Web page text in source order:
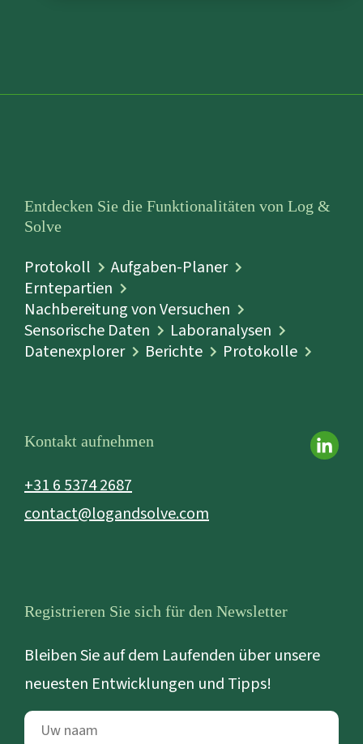
Entdecken Sie die Funktionalitäten von Log &
Solve
Protokoll
Aufgaben-Planer
Erntepartien
Nachbereitung von Versuchen
Sensorische Daten
Laboranalysen
Datenexplorer
Berichte Protokolle
Kontakt aufnehmen
+31 6 5374 2687
contact@logandsolve.com
Registrieren Sie sich für den Newsletter
Bleiben Sie auf dem Laufenden über unsere
neuesten Entwicklungen und Tipps!